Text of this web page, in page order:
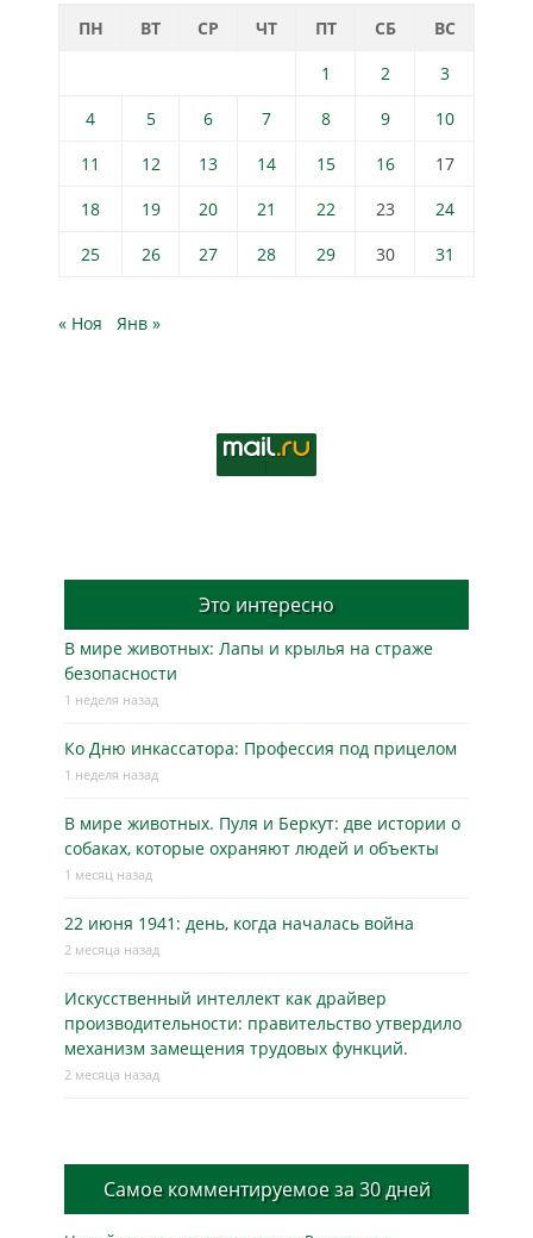
ПН ВТ СР ЧТ ПТ СБ
ВС
1
2
3
4
5 6 7 8 9
10
11
12 13 14 15 16
17
18
19 20 21 22 23
24
25
26 27 28 29 30 31
« Ноя Янв »
Это интересно
В мире животных: Лапы и крылья на страже
безопасности
1 неделя назад
Ко Дню инкассатора: Профессия под прицелом
1 неделя назад
В мире животных. Пуля и Беркут: две истории о
собаках, которые охраняют людей и объекты
1 месяц назад
22 июня 1941: день, когда началась война
2 месяца назад
Искусственный интеллект как драйвер
производительности: правительство утвердило
механизм замещения трудовых функций.
2 месяца назад
Самое комментируемое за 30 дней